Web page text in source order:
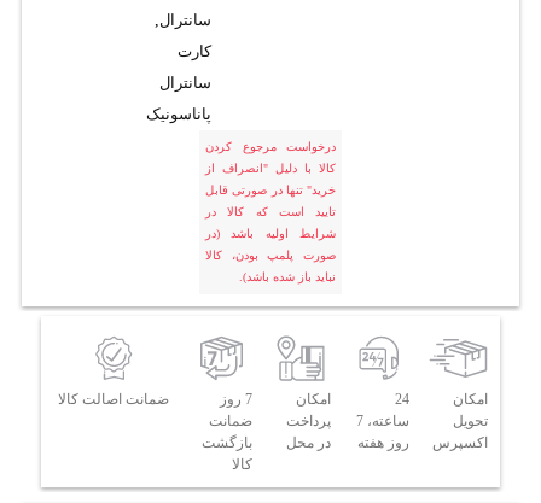
سانترال,
کارت
سانترال
پاناسونیک
درخواست مرجوع کردن
کالا با دلیل "انصراف از
خرید" تنها در صورتی قابل
تایید است که کالا در
شرایط اولیه باشد (در
صورت پلمپ بودن، کالا
نباید باز شده باشد).
امکان
تحویل
اکسپرس
24
ساعته، 7
روز هفته
امکان
پرداخت
در محل
7 روز
ضمانت
بازگشت
کالا
ضمانت اصالت کالا